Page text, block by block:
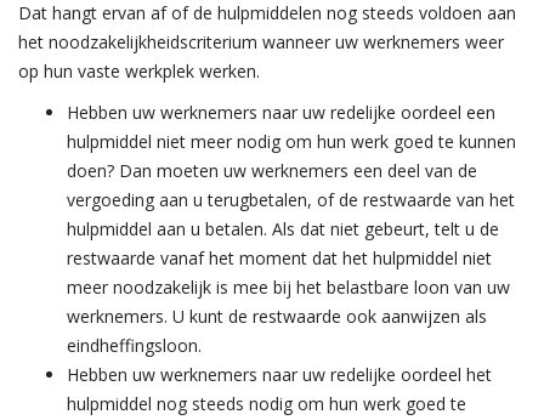
Dat hangt ervan af of de hulpmiddelen nog steeds voldoen aan
het noodzakelijkheidscriterium wanneer uw werknemers weer
op hun vaste werkplek werken.
Hebben uw werknemers naar uw redelijke oordeel een
hulpmiddel niet meer nodig om hun werk goed te kunnen
doen? Dan moeten uw werknemers een deel van de
vergoeding aan u terugbetalen, of de restwaarde van het
hulpmiddel aan u betalen. Als dat niet gebeurt, telt u de
restwaarde vanaf het moment dat het hulpmiddel niet
meer noodzakelijk is mee bij het belastbare loon van uw
werknemers. U kunt de restwaarde ook aanwijzen als
eindheffingsloon.
Hebben uw werknemers naar uw redelijke oordeel het
hulpmiddel nog steeds nodig om hun werk goed te